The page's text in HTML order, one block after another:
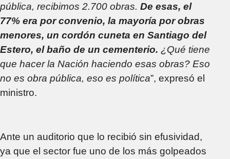
pública, recibimos 2.700 obras. De esas, el
77% era por convenio, la mayoría por obras
menores, un cordón cuneta en Santiago del
Estero, el baño de un cementerio. ¿Qué tiene
que hacer la Nación haciendo esas obras? Eso
no es obra pública, eso es política”, expresó el
ministro.
Ante un auditorio que lo recibió sin efusividad,
ya que el sector fue uno de los más golpeados